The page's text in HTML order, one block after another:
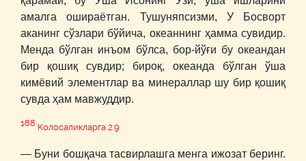
амалга ошираётган. Тушуняпсизми, У Босворт
аканинг сўзлари бўйича, океаннинг ҳамма сувидир.
Менда бўлган инъом бўлса, бор-йўғи бу океандан
бир қошиқ сувдир; бироқ, океанда бўлган ўша
кимёвий элементлар ва минераллар шу бир қошиқ
сувда ҳам мавжуддир.
188 Колосаликларга 2:9
― Буни бошқача тасвирлашга менга ижозат беринг.